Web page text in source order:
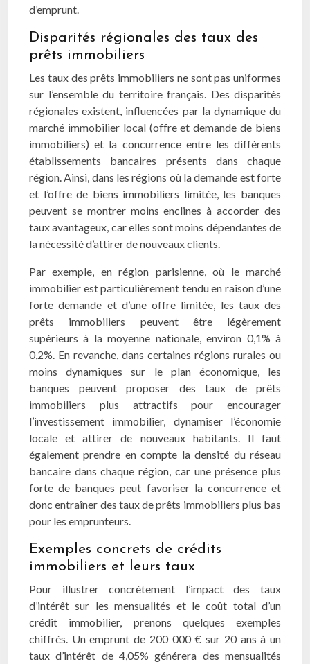
d’emprunt.
Disparités régionales des taux des
prêts immobiliers
Les taux des prêts immobiliers ne sont pas uniformes
sur l’ensemble du territoire français. Des disparités
régionales existent, influencées par la dynamique du
marché immobilier local (offre et demande de biens
immobiliers) et la concurrence entre les différents
établissements bancaires présents dans chaque
région. Ainsi, dans les régions où la demande est forte
et l’offre de biens immobiliers limitée, les banques
peuvent se montrer moins enclines à accorder des
taux avantageux, car elles sont moins dépendantes de
la nécessité d’attirer de nouveaux clients.
Par exemple, en région parisienne, où le marché
immobilier est particulièrement tendu en raison d’une
forte demande et d’une offre limitée, les taux des
prêts immobiliers peuvent être légèrement
supérieurs à la moyenne nationale, environ 0,1% à
0,2%. En revanche, dans certaines régions rurales ou
moins dynamiques sur le plan économique, les
banques peuvent proposer des taux de prêts
immobiliers plus attractifs pour encourager
l’investissement immobilier, dynamiser l’économie
locale et attirer de nouveaux habitants. Il faut
également prendre en compte la densité du réseau
bancaire dans chaque région, car une présence plus
forte de banques peut favoriser la concurrence et
donc entraîner des taux de prêts immobiliers plus bas
pour les emprunteurs.
Exemples concrets de crédits
immobiliers et leurs taux
Pour illustrer concrètement l’impact des taux
d’intérêt sur les mensualités et le coût total d’un
crédit immobilier, prenons quelques exemples
chiffrés. Un emprunt de 200 000 € sur 20 ans à un
taux d’intérêt de 4,05% générera des mensualités